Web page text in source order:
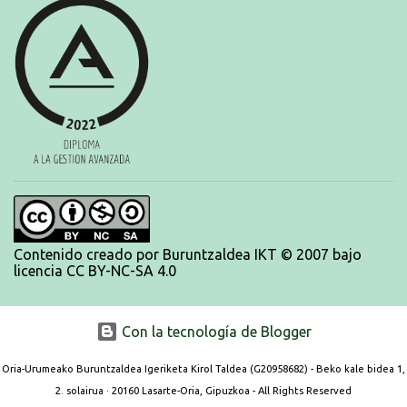
encontraréis en nuestra web, en el siguiente enlace:
https://www.es.buruntzaldeaikt.eus/competici%C3%B3n/egutegia#h.9xisch
p06awl ¡Mucha suert...
Contenido creado por Buruntzaldea IKT © 2007 bajo
licencia CC BY-NC-SA 4.0
Con la tecnología de Blogger
Oria-Urumeako Buruntzaldea Igeriketa Kirol Taldea (G20958682) - Beko kale bidea 1,
2. solairua · 20160 Lasarte-Oria, Gipuzkoa - All Rights Reserved